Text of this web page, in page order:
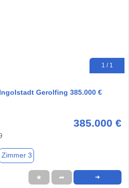
1 / 1
Gerolfing 385.000 €
385.000 €
Zimmer 3
★ ➦ ➜